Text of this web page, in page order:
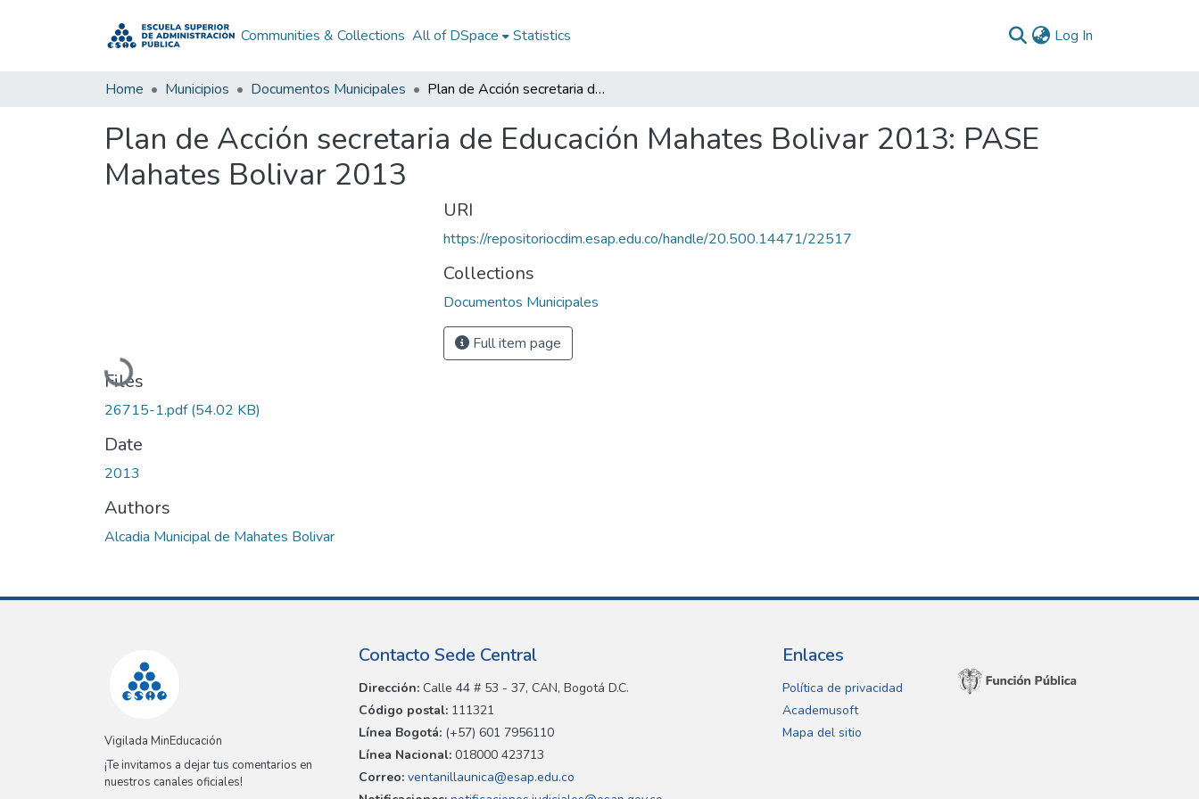
Communities & Collections All of DSpace Statistics Log In
Home Municipios Documentos Municipales Plan de Acción secretaria de Educación Mahates Bolivar 2013: PASE Mahates Bolivar 2013
Plan de Acción secretaria de Educación Mahates Bolivar 2013: PASE
Mahates Bolivar 2013
Loading...
Files
26715-1.pdf(54.02 KB)
Date
2013
Authors
Alcadia Municipal de Mahates Bolivar
URI
https://repositoriocdim.esap.edu.co/handle/20.500.14471/22517
Collections
Documentos Municipales
Full item page
Vigilada MinEducación
¡Te invitamos a dejar tus comentarios en
nuestros canales oficiales!
Contacto Sede Central
Dirección: Calle 44 # 53 - 37, CAN, Bogotá D.C.
Código postal: 111321
Línea Bogotá: (+57) 601 7956110
Línea Nacional: 018000 423713
Correo: ventanillaunica@esap.edu.co
Enlaces
Política de privacidad
Academusoft
Mapa del sitio